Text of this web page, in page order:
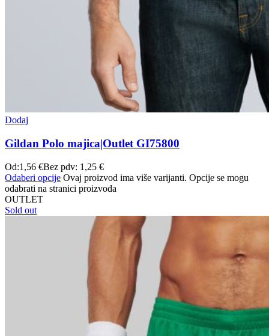
Dodaj
Gildan Polo majica|Outlet GI75800
Od:1,56 €Bez pdv: 1,25 €
Odaberi opcije Ovaj proizvod ima više varijanti. Opcije se mogu
odabrati na stranici proizvoda
OUTLET
Sold out